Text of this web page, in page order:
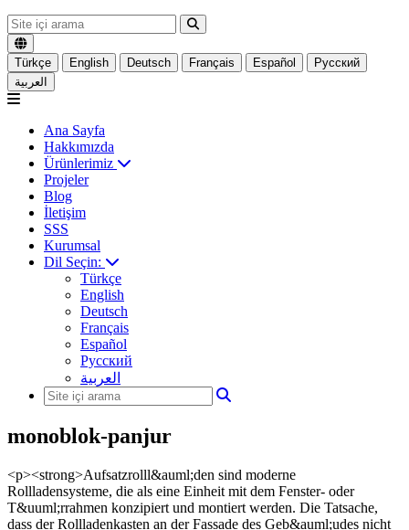
Türkçe English Deutsch Français Español
Русский
العربية
Ana Sayfa
Hakkımızda
Ürünlerimiz
Projeler
Blog
İletişim
SSS
Kurumsal
Dil Seçin:
Türkçe
English
Deutsch
Français
Español
Русский
العربية
monoblok-panjur
<p><strong>Aufsatzrolll&auml;den sind moderne
Rollladensysteme, die als eine Einheit mit dem Fenster- oder
T&uuml;rrahmen konzipiert und montiert werden. Die Tatsache,
dass der Rollladenkasten an der Fassade des Geb&auml;udes nicht